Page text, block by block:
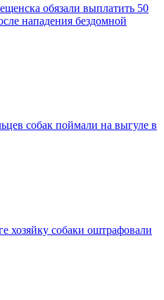
обязали выплатить 50
нападения бездомной
собак поймали на выгуле в
хозяйку собаки оштрафовали